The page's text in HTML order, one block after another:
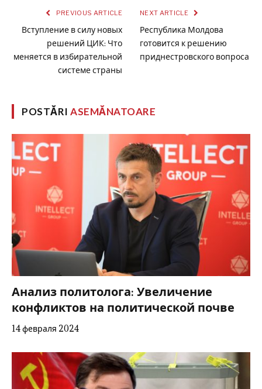
PREVIOUS ARTICLE
Вступление в силу новых
решений ЦИК: Что
меняется в избирательной
системе страны
NEXT ARTICLE
Республика Молдова
готовится к решению
приднестровского вопроса
POSTĂRIASEMĂNATOARE
Анализ политолога: Увеличение
конфликтов на политической почве
14 февраля 2024